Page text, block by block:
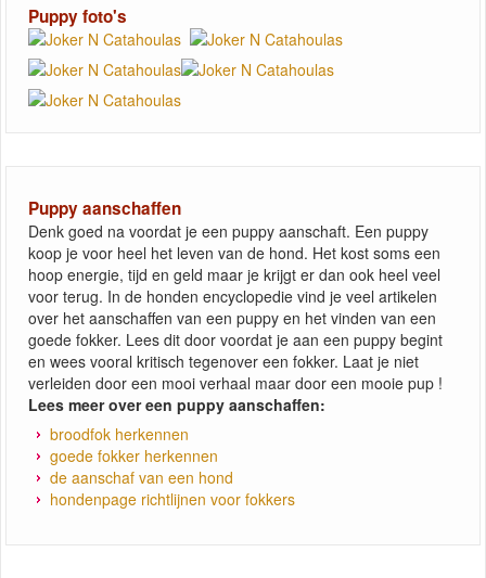
Puppy foto's
Puppy aanschaffen
Denk goed na voordat je een puppy aanschaft. Een puppy
koop je voor heel het leven van de hond. Het kost soms een
hoop energie, tijd en geld maar je krijgt er dan ook heel veel
voor terug. In de honden encyclopedie vind je veel artikelen
over het aanschaffen van een puppy en het vinden van een
goede fokker. Lees dit door voordat je aan een puppy begint
en wees vooral kritisch tegenover een fokker. Laat je niet
verleiden door een mooi verhaal maar door een mooie pup !
Lees meer over een puppy aanschaffen:
broodfok herkennen
goede fokker herkennen
de aanschaf van een hond
hondenpage richtlijnen voor fokkers